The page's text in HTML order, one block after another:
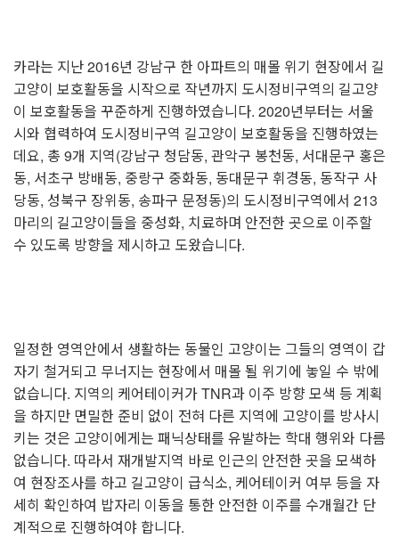
카라는 지난 2016년 강남구 한 아파트의 매몰 위기 현장에서 길
고양이 보호활동을 시작으로 작년까지 도시정비구역의 길고양
이 보호활동을 꾸준하게 진행하였습니다. 2020년부터는 서울
시와 협력하여 도시정비구역 길고양이 보호활동을 진행하였는
데요, 총 9개 지역(강남구 청담동, 관악구 봉천동, 서대문구 홍은
동, 서초구 방배동, 중랑구 중화동, 동대문구 휘경동, 동작구 사
당동, 성북구 장위동, 송파구 문정동)의 도시정비구역에서 213
마리의 길고양이들을 중성화, 치료하며 안전한 곳으로 이주할
수 있도록 방향을 제시하고 도왔습니다.
일정한 영역안에서 생활하는 동물인 고양이는 그들의 영역이 갑
자기 철거되고 무너지는 현장에서 매몰 될 위기에 놓일 수 밖에
없습니다. 지역의 케어테이커가 TNR과 이주 방향 모색 등 계획
을 하지만 면밀한 준비 없이 전혀 다른 지역에 고양이를 방사시
키는 것은 고양이에게는 패닉상태를 유발하는 학대 행위와 다름
없습니다. 따라서 재개발지역 바로 인근의 안전한 곳을 모색하
여 현장조사를 하고 길고양이 급식소, 케어테이커 여부 등을 자
세히 확인하여 밥자리 이동을 통한 안전한 이주를 수개월간 단
계적으로 진행하여야 합니다.